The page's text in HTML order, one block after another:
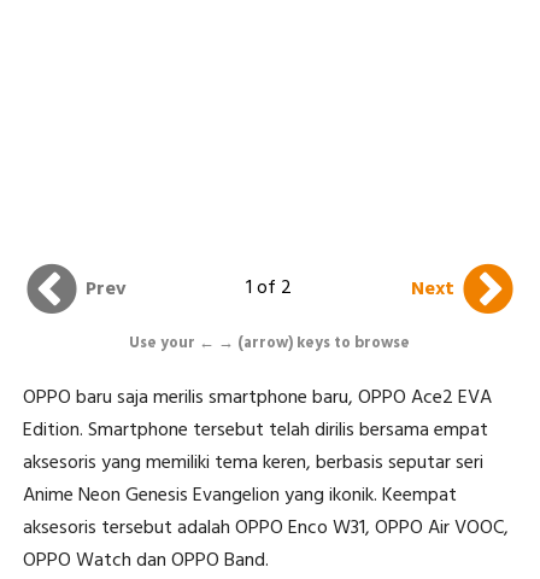
Prev 1 of 2 Next
Use your ← → (arrow) keys to browse
OPPO baru saja merilis smartphone baru, OPPO Ace2 EVA
Edition. Smartphone tersebut telah dirilis bersama empat
aksesoris yang memiliki tema keren, berbasis seputar seri
Anime Neon Genesis Evangelion yang ikonik. Keempat
aksesoris tersebut adalah OPPO Enco W31, OPPO Air VOOC,
OPPO Watch dan OPPO Band.